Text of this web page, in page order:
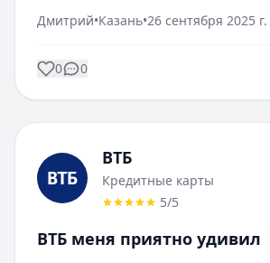
Дмитрий•Казань•26 сентября 2025 г.
0 0
ВТБ
Кредитные карты
5/5
ВТБ меня приятно удивил